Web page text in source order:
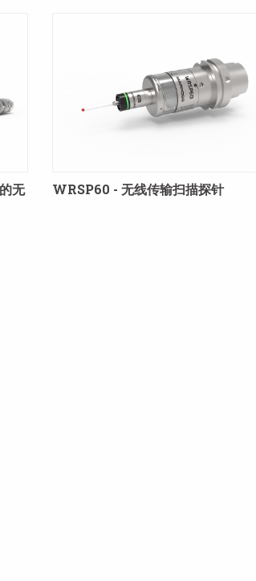
无
WRSP60 - 无线传输扫描探针